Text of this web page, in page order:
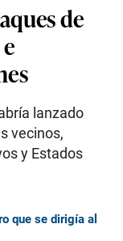
de
lanzado
vecinos,
y Estados
que se dirigía al